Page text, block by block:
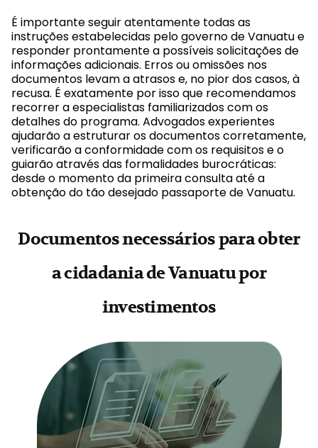
É importante seguir atentamente todas as
instruções estabelecidas pelo governo de Vanuatu e
responder prontamente a possíveis solicitações de
informações adicionais. Erros ou omissões nos
documentos levam a atrasos e, no pior dos casos, à
recusa. É exatamente por isso que recomendamos
recorrer a especialistas familiarizados com os
detalhes do programa. Advogados experientes
ajudarão a estruturar os documentos corretamente,
verificarão a conformidade com os requisitos e o
guiarão através das formalidades burocráticas:
desde o momento da primeira consulta até a
obtenção do tão desejado passaporte de Vanuatu.
Documentos necessários para obter
a cidadania de Vanuatu por
investimentos